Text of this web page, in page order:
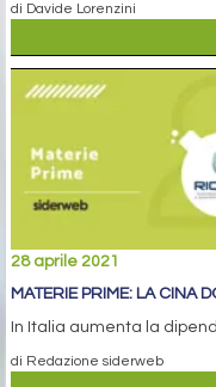
di Davide Lorenzini
28 aprile 2021
MATERIE PRIME: LA CINA
In Italia aumenta la
di Redazione siderweb